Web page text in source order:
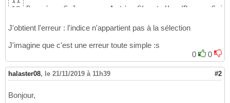
12
14
16
18
19
20
21
DerniereColonne =
tab_ligne = -1
For i = 12 To DerniereColonne
If Cells(2, i) <> " " Then
        tab_ligne = tab_ligne +
        tab_cat
(tab_ligne, 0) = Cells(2, i)
        tab_cat
J'obtient l'erreur : l'indice n'appartient pas à la sélection
J'imagine que c'est une erreur toute simple :s
0
0
halaster08, le 21/11/2019 à 11h39 #2
Bonjour,